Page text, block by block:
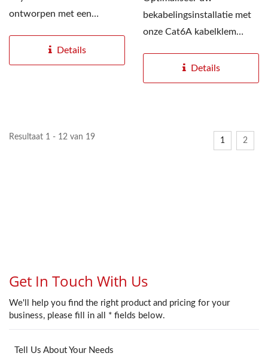
ontworpen met een
Ethernetkabels stevig...
Details
bekabelingsinstallatie met
onze Cat6A kabelklem
aansluiting,...Details
Resultaat 1 - 12 van 19 1 2